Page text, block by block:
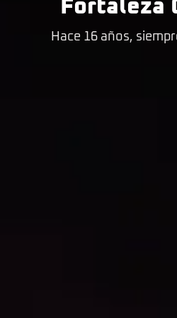
Fortaleza
Hace 16 años,